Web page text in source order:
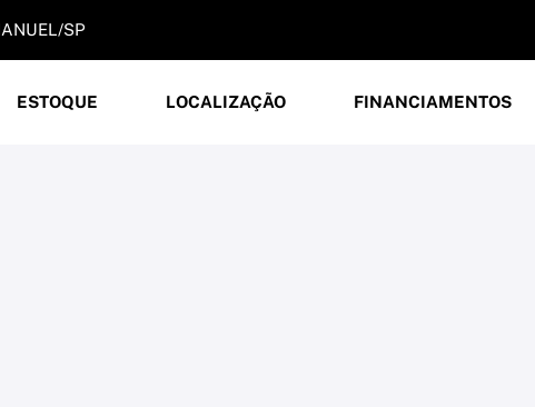
SP
ESTOQUE LOCALIZAÇÃO FINANCIAMENTOS